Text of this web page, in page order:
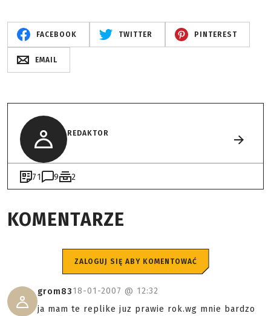
FACEBOOK TWITTER PINTEREST
EMAIL
REDAKTOR
71 9 2
KOMENTARZE
ZALOGUJ SIĘ ABY KOMENTOWAĆ
grom8318-01-2007 @ 12:32
ja mam te replike juz prawie rok.wg mnie bardzo